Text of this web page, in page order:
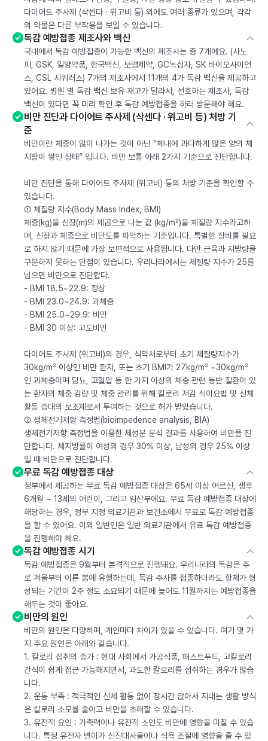
다이어트 주사제 (삭센다 · 위고비 등) 외에도 여러 종류가 있으며, 각각
의 약물은 다른 부작용을 보일 수 있습니다.
독감 예방접종 제조사와 백신
국내에서 독감 예방접종이 가능한 백신의 제조사는 총 7개에요. (사노
피, GSK, 일양약품, 한국백신, 보령제약, GC녹십자, SK 바이오사이언
스, CSL 시퀴러스) 7개의 제조사에서 11개의 4가 독감 백신을 제공하고
있어요. 병원 별 독감 백신 보유 재고가 달라서, 선호하는 제조사, 독감
백신이 있다면 꼭 미리 확인 후 독감 예방접종을 하러 방문해야 해요.
비만 진단과 다이어트 주사제 (삭센다 · 위고비 등) 처방 기
준
비만이란 체중이 많이 나가는 것이 아닌 “체내에 과다하게 많은 양의 체
지방이 쌓인 상태” 입니다. 비만 보통 아래 2가지 기준으로 진단합니다.
비만 진단을 통해 다이어트 주사제 (위고비) 등의 처방 기준을 확인할 수
있습니다.
① 체질량 지수(Body Mass Index, BMI)
체중(kg)을 신장(m)의 제곱으로 나눈 값 (kg/m²)을 체질량 지수라고하
며, 신장과 체중으로 비만도를 파악하는 기준입니다. 특별한 장비를 필요
로 하지 않기 때문에 가장 보편적으로 사용됩니다. 다만 근육과 지방량을
구분하지 못하는 단점이 있습니다. 우리나라에서는 체질량 지수가 25를
넘으면 비만으로 진단합다.
- BMI 18.5~22.9: 정상
- BMI 23.0~24.9: 과체중
- BMI 25.0~29.9: 비만
- BMI 30 이상: 고도비만
다이어트 주사제 (위고비)의 경우, 식약처로부터 초기 체질량지수가
30kg/m² 이상인 비만 환자, 또는 초기 BMI가 27kg/m² ~30kg/m²
인 과체중이며 당뇨, 고혈압 등 한 가지 이상의 체중 관련 동반 질환이 있
는 환자의 체중 감량 및 체중 관리를 위해 칼로리 저감 식이요법 및 신체
활동 증대의 보조제로서 투여하는 것으로 허가 받았습니다.
② 생체전기저항 측정법(bioimpedence analysis, BIA)
생체전기저항 측정법을 이용한 체성분 분석 결과를 사용하여 비만을 진
단합니다. 체지방률이 여성의 경우 30% 이상, 남성의 경우 25% 이상
일 때 비만으로 진단합니다.
무료 독감 예방접종 대상
정부에서 제공하는 무료 독감 예방접종 대상은 65세 이상 어르신, 생후
6개월 ~ 13세의 어린이, 그리고 임산부에요. 무료 독감 예방접종 대상에
해당하는 경우, 정부 지정 의료기관과 보건소에서 무료로 독감 예방접종
을 할 수 있어요. 이외 일반인은 일반 의료기관에서 유료 독감 예방접종
을 진행해야 해요.
독감 예방접종 시기
독감 예방접종은 9월부터 본격적으로 진행돼요. 우리나라의 독감은 주
로 겨울부터 이른 봄에 유행하는데, 독감 주사를 접종하더라도 항체가 형
성되는 기간이 2주 정도 소요되기 때문에 늦어도 11월까지는 예방접종을
해두는 것이 좋아요.
비만의 원인
비만의 원인은 다양하며, 개인마다 차이가 있을 수 있습니다. 여기 몇 가
지 주요 원인은 아래와 같습니다.
1. 칼로리 섭취의 증가 : 현대 사회에서 가공식품, 패스트푸드, 고칼로리
간식이 쉽게 접근 가능해지면서, 과도한 칼로리를 섭취하는 경우가 많습
니다.
2. 운동 부족 : 적극적인 신체 활동 없이 장시간 앉아서 지내는 생활 방식
은 칼로리 소모를 줄이고 비만을 초래할 수 있습니다.
3. 유전적 요인 : 가족력이나 유전적 소인도 비만에 영향을 미칠 수 있습
니다. 특정 유전자 변이가 신진대사율이나 식욕 조절에 영향을 줄 수 있